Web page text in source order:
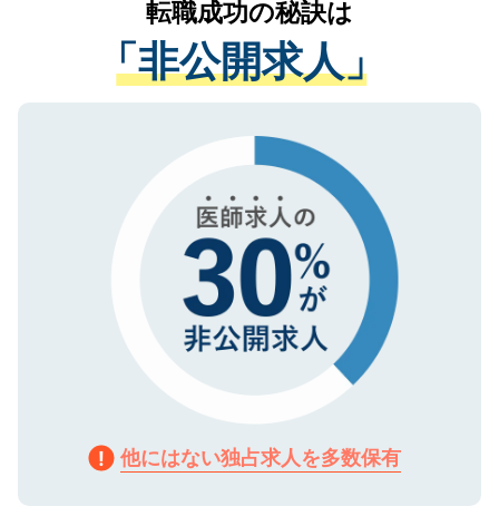
は、個人情報の取り扱いについての厳密な
管理基準を満たした事業者のみに付与され
る、プライバシーマークを取得済みです。
ご登録いただいた個人情報は、SSL（デー
で、機密保持に関してもご安心ください。
経験をまじえながら、適切なアドバイスを
させていただきます。すぐにご転職をされ
ない方には、長期的なサポートが可能です
ので、まずはご登録ください。
転職成功の秘訣は
「非公開求人」
他にはない独占求人を多数保有